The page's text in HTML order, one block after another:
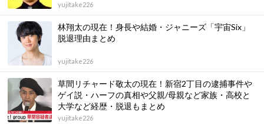
yujitake226
林翔太の現在！身長や結婚・ジャニーズ「宇宙Six」
脱退理由まとめ
yujitake226
草間リチャード敬太の現在！新宿2丁目の逮捕事件や
ゲイ説・ハーフの真相や父親/母親など家族・高校と
大学など経歴・脱退もまとめ
yujitake226